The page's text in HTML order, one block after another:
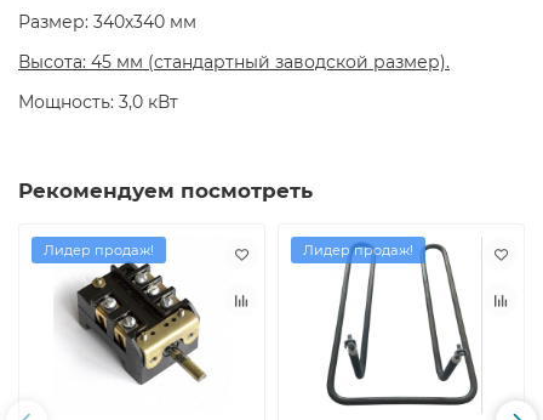
Размер: 340х340 мм
Высота: 45 мм (стандартный заводской размер).
Мощность: 3,0 кВт
Рекомендуем посмотреть
Лидер продаж! Лидер продаж!